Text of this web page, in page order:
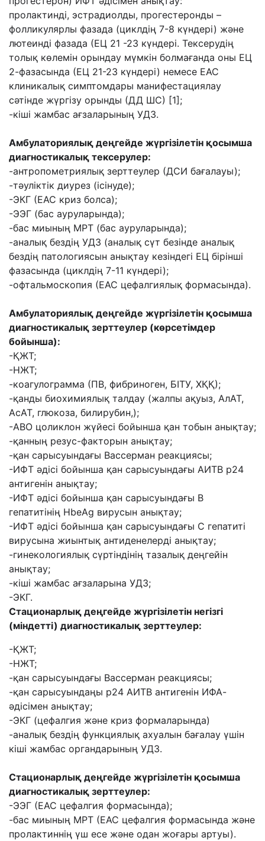
пролактинді, эстрадиолды, прогестеронды –
фолликулярлы фазада (циклдің 7-8 күндері) және
лютеинді фазада (ЕЦ 21 -23 күндері. Тексерудің
толық көлемін орындау мүмкін болмағанда оны ЕЦ
2-фазасында (ЕЦ 21-23 күндері) немесе ЕАС
клиникалық симптомдары манифестациялау
сәтінде жүргізу орынды (ДД ШС) [1];
-кіші жамбас ағзаларының УДЗ.
Амбулаториялық деңгейде жүргізілетін қосымша
диагностикалық тексерулер:
-антропометриялық зерттеулер (ДСИ бағалауы);
-тәуліктік диурез (ісінуде);
-ЭКГ (ЕАС криз болса);
-ЭЭГ (бас ауруларында);
-бас миының МРТ (бас ауруларында);
-аналық бездің УДЗ (аналық сүт безінде аналық
бездің патологиясын анықтау кезіндегі ЕЦ бірінші
фазасында (циклдің 7-11 күндері);
-офтальмоскопия (ЕАС цефалгиялық формасында).
Амбулаториялық деңгейде жүргізілетін қосымша
диагностикалық зерттеулер (көрсетімдер
бойынша):
-ҚЖТ;
-НЖТ;
-коагулограмма (ПВ, фибриноген, БІТУ, ХҚҚ);
-қанды биохимиялық талдау (жалпы ақуыз, АлАТ,
АсАТ, глюкоза, билирубин,);
-АВО цоликлон жүйесі бойынша қан тобын анықтау;
-қанның резус-факторын анықтау;
-қан сарысуындағы Вассерман реакциясы;
-ИФТ әдісі бойынша қан сарысуындағы АИТВ р24
антигенін анықтау;
-ИФТ әдісі бойынша қан сарысуындағы В
гепатитінің HbeAg вирусын анықтау;
-ИФТ әдісі бойынша қан сарысуындағы С гепатиті
вирусына жиынтық антиденелерді анықтау;
-гинекологиялық сүртіндінің тазалық деңгейін
анықтау;
-кіші жамбас ағзаларына УДЗ;
-ЭКГ.
Стационарлық деңгейде жүргізілетін негізгі
(міндетті) диагностикалық зерттеулер:
-ҚЖТ;
-НЖТ;
-қан сарысуындағы Вассерман реакциясы;
-қан сарысуындаңы p24 АИТВ антигенін ИФА-
әдісімен анықтау;
-ЭКГ (цефалгия және криз формаларында)
-аналық бездің функциялық ахуалын бағалау үшін
кіші жамбас органдарының УДЗ.
Стационарлық деңгейде жүргізілетін қосымша
диагностикалық зерттеулер:
-ЭЭГ (ЕАС цефалгия формасында);
-бас миының МРТ (ЕАС цефалгия формасында және
пролактиннің үш есе және одан жоғары артуы).